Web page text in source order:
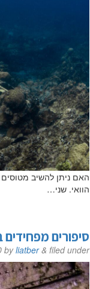
הוואי. שני…
סיפורים
byliatber & filed under